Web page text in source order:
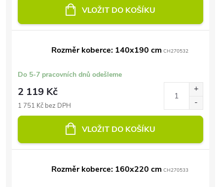
VLOŽIT DO KOŠÍKU
Rozměr koberce: 140x190 cm CH270532
Do 5-7 pracovních dnů odešleme
2 119 Kč
1 751 Kč bez DPH
VLOŽIT DO KOŠÍKU
Rozměr koberce: 160x220 cm CH270533